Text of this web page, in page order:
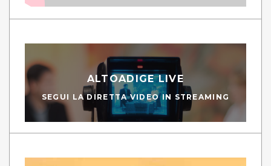
ALTOADIGE LIVE
SEGUI LA DIRETTA VIDEO IN STREAMING